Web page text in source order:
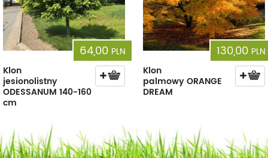
64,00 PLN
Klon
jesionolistny
ODESSANUM 140-160
cm
130,00 PLN
Klon
palmowy ORANGE
DREAM